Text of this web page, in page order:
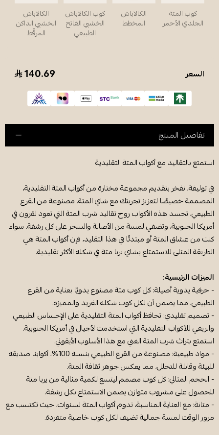
كوب المتة
الجلدي الأحمر
الكالاباش
المخطط
كوب الكالاباش
الخشبي الفاتح
الطبيعي
الكالاباش
الخشبي الداكن
المرقّط
السعر 140.69
تفاصيل المنتج
استمتع بالتقاليد مع أكواب المتة التقليدية
في توليفة، نفخر بتقديم مجموعة مختارة من أكواب المتة التقليدية،
المصممة خصيصًا لتعزيز تجربتك مع شاي المتة. مصنوعة من القرع
الطبيعي، تجسد هذه الأكواب روح تقاليد شرب المتة التي تعود لقرون في
أمريكا الجنوبية، وتضفي لمسة من الأصالة والسحر على كل رشفة. سواء
كنت من عشاق المتة أو مبتدئًا في هذا التقليد، فإن أكواب المتة هي
الطريقة المثلى للاستمتاع بشاي يربا متة في شكله الأكثر تقليدية.
الميزات الرئيسية:
- حرفية يدوية أصيلة: كل كوب متة مصنوع يدويًا بعناية من القرع
الطبيعي، مما يضمن أن لكل كوب شكله الفريد والمميزة.
- تصميم تقليدي: تحافظ أكواب المتة التقليدية على الإحساس الطبيعي
والريفي للأكواب التقليدية التي استخدمت لأجيال في أمريكا الجنوبية.
استمتع بتراث شرب المتة الغني مع هذا الأسلوب الأيقوني.
- مواد طبيعية: مصنوعة من القرع الطبيعي بنسبة 100%، أكوابنا صديقة
للبيئة وقابلة للتحلل، مما يعكس جوهر ثقافة المتة.
- الحجم المثالي: كل كوب مصمم ليتسع لكمية مثالية من يربا متة
للحصول على مشروب متوازن يضمن الاستمتاع بكل رشفة.
- متانة: مع العناية المناسبة، تدوم أكواب المتة لسنوات، حيث تكتسب مع
مرور الوقت لمسة جمالية تضيف لكل كوب خاصية متفردة.